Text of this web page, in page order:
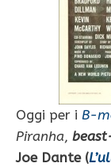
Oggi per i B-
Piranha,
Joe Dante (